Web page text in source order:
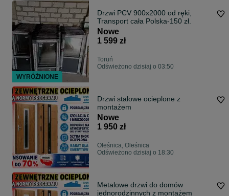
Drzwi PCV 900x2000 od ręki,
Transport cała Polska-150 zł.
Nowe
1 599 zł
Toruń
Odświeżono dzisiaj o 03:50
Drzwi stalowe ocieplone z
montażem
Nowe
1 950 zł
Oleśnica, Oleśnica
Odświeżono dzisiaj o 18:30
Metalowe drzwi do domów
jednorodzinnych z montażem
WYRÓŻNIONE